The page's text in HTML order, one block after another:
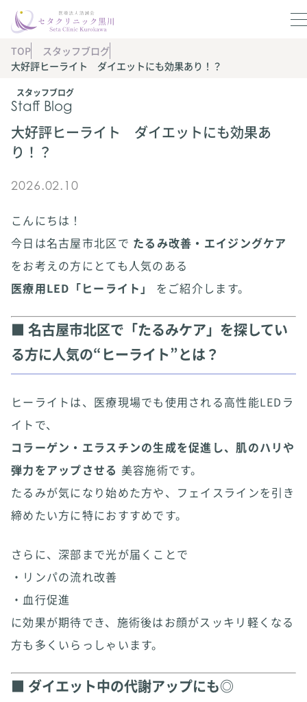
スタッフブログ
Staff Blog
TOP
スタッフブログ
大好評ヒーライト ダイエットにも効果あり！？
大好評ヒーライト ダイエットにも効果あ
り！？
2026.02.10
こんにちは！
今日は名古屋市北区で たるみ改善・エイジングケア
をお考えの方にとても人気のある
医療用LED「ヒーライト」
をご紹介します。
■ 名古屋市北区で「たるみケア」を探してい
る方に人気の“ヒーライト”とは？
ヒーライトは、医療現場でも使用される高性能LEDラ
イトで、
コラーゲン・エラスチンの生成を促進し、肌のハリや
弾力をアップさせる 美容施術です。
たるみが気になり始めた方や、フェイスラインを引き
締めたい方に特におすすめです。
さらに、深部まで光が届くことで
・リンパの流れ改善
・血行促進
に効果が期待でき、施術後はお顔がスッキリ軽くなる
方も多くいらっしゃいます。
■ ダイエット中の代謝アップにも◎